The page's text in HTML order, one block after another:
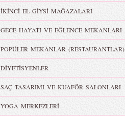
İKİNCİ EL GİYSİ MAĞAZALARI
GECE HAYATI VE EĞLENCE MEKANLARI
POPÜLER MEKANLAR (RESTAURANTLAR)
DİYETİSYENLER
SAÇ TASARIMI VE KUAFÖR SALONLARI
YOGA MERKEZLERİ